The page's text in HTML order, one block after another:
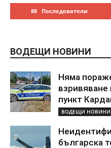
88 Последователи
ВОДЕЩИ НОВИНИ
Няма
взривяване
пункт
ВОДЕЩИ НОВИНИ
българска